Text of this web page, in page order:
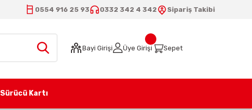
0554 916 25 93 0332 342 4 342 Sipariş Takibi
Bayi Girişi Üye Girişi Sepet
Sürücü Kartı